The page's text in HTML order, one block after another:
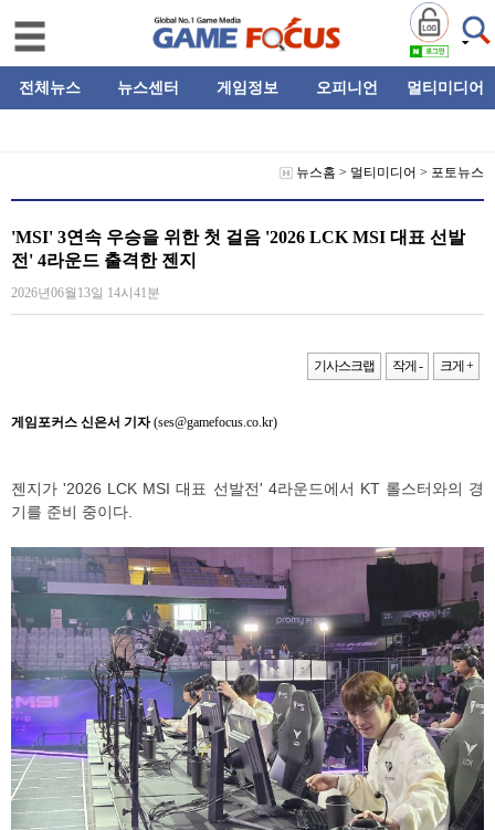
전체뉴스 뉴스센터 게임정보 오피니언 멀티미디어
뉴스홈 > 멀티미디어 > 포토뉴스
'MSI' 3연속 우승을 위한 첫 걸음 '2026 LCK MSI 대표 선발
전' 4라운드 출격한 젠지
2026년06월13일 14시41분
기사스크랩 작게 - 크게 +
게임포커스 신은서 기자(ses@gamefocus.co.kr)
젠지가 '2026 LCK MSI 대표 선발전' 4라운드에서 KT 롤스터와의 경
기를 준비 중이다.